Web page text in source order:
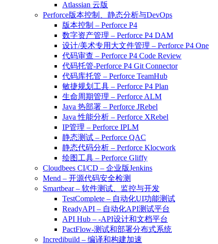
Atlassian 云版
Perforce版本控制、静态分析与DevOps
版本控制 – Perforce P4
数字资产管理 – Perforce P4 DAM
设计/美术专用大文件管理 – Perforce P4 One
代码审查 – Perforce P4 Code Review
代码托管-Perforce P4 Git Connector
代码库托管 – Perforce TeamHub
敏捷规划工具 – Perforce P4 Plan
生命周期管理 – Perforce ALM
Java 热部署 – Perforce JRebel
Java 性能分析 – Perforce XRebel
IP管理 – Perforce IPLM
静态测试 – Perforce QAC
静态代码分析 – Perforce Klocwork
绘图工具 – Perforce Gliffy
Cloudbees CI/CD – 企业版Jenkins
Mend – 开源代码安全检测
Smartbear – 软件测试、监控与开发
TestComplete – 自动化UI功能测试
ReadyAPI – 自动化API测试平台
API Hub – -API设计和文档平台
PactFlow-测试和部署分布式系统
Incredibuild – 编译和构建加速